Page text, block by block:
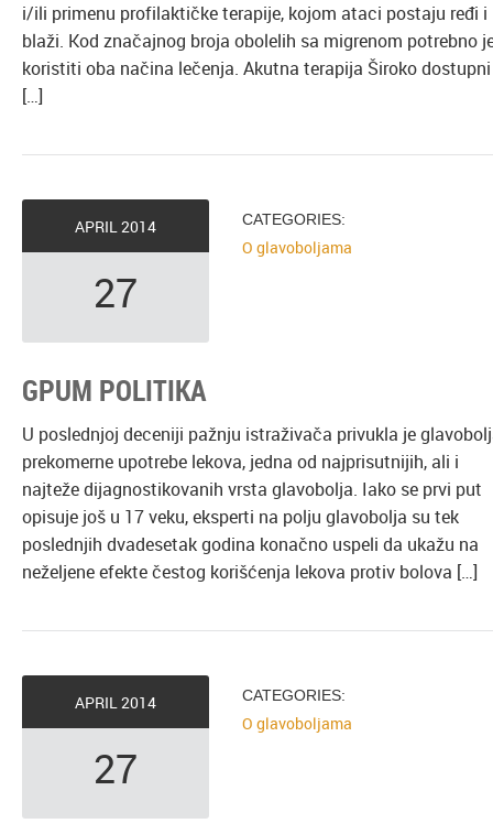
i/ili primenu profilaktičke terapije, kojom ataci postaju ređi i
blaži. Kod značajnog broja obolelih sa migrenom potrebno
koristiti oba načina lečenja. Akutna terapija Široko dostupni
[…]
APRIL2014
27
CATEGORIES:
O glavoboljama
GPUM POLITIKA
U poslednjoj deceniji pažnju istraživača privukla je
prekomerne upotrebe lekova, jedna od najprisutnijih, ali i
najteže dijagnostikovanih vrsta glavobolja. Iako se prvi put
opisuje još u 17 veku, eksperti na polju glavobolja su tek
poslednjih dvadesetak godina konačno uspeli da ukažu na
neželjene efekte čestog korišćenja lekova protiv bolova […]
APRIL2014
27
CATEGORIES:
O glavoboljama